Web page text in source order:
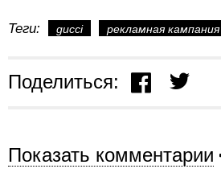
Теги: gucci рекламная кампания
Поделиться:
Показать комментарии